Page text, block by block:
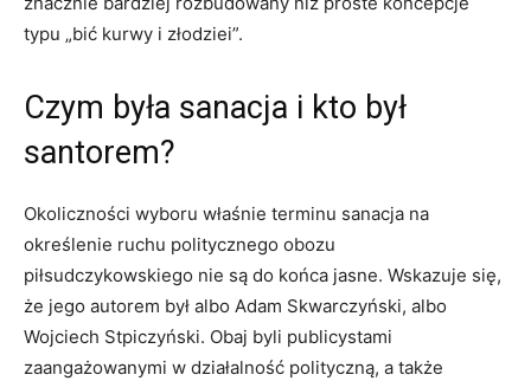
typu „bić kurwy i złodziei”.
Czym była sanacja i kto był
santorem?
Okoliczności wyboru właśnie terminu sanacja na
określenie ruchu politycznego obozu
piłsudczykowskiego nie są do końca jasne. Wskazuje się,
że jego autorem był albo Adam Skwarczyński, albo
Wojciech Stpiczyński. Obaj byli publicystami
zaangażowanymi w działalność polityczną, a także